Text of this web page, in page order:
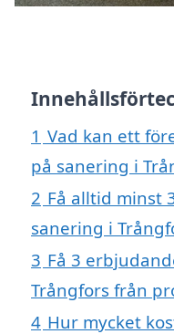
1 Vad kan ett
på sanering i
2 Få alltid minst
sanering i
3 Få 3
Trångfors från
4 Hur mycket